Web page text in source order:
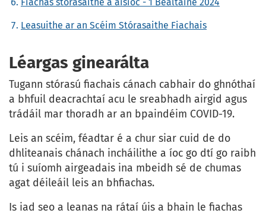
Leasuithe ar an Scéim Stórasaithe Fiachais
Léargas ginearálta
Tugann stórasú fiachais cánach cabhair do ghnóthaí
a bhfuil deacrachtaí acu le sreabhadh airgid agus
trádáil mar thoradh ar an bpaindéim COVID-19.
Leis an scéim, féadtar é a chur siar cuid de do
dhliteanais chánach incháilithe a íoc go dtí go raibh
tú i suíomh airgeadais ina mbeidh sé de chumas
agat déileáil leis an bhfiachas.
Is iad seo a leanas na rátaí úis a bhain le fiachas